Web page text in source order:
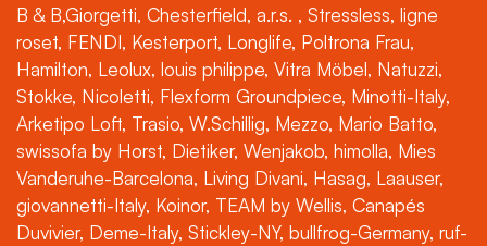
B & B,Giorgetti, Chesterfield, a.r.s. , Stressless, ligne
roset, FENDI, Kesterport, Longlife, Poltrona Frau,
Hamilton, Leolux, louis philippe, Vitra Möbel, Natuzzi,
Stokke, Nicoletti, Flexform Groundpiece, Minotti-Italy,
Arketipo Loft, Trasio, W.Schillig, Mezzo, Mario Batto,
swissofa by Horst, Dietiker, Wenjakob, himolla, Mies
Vanderuhe-Barcelona, Living Divani, Hasag, Laauser,
giovannetti-Italy, Koinor, TEAM by Wellis, Canapés
Duvivier, Deme-Italy, Stickley-NY, bullfrog-Germany, ruf-